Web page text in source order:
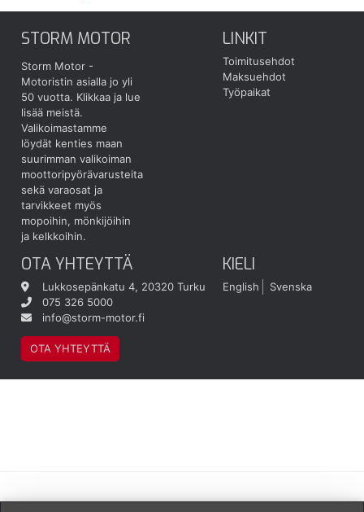
STORM MOTOR
Storm Motor -
Motoristin asialla jo yli
50 vuotta. Klikkaa ja lue
lisää meistä.
Valikoimastamme
löydät kenties maan
suurimman valikoiman
moottoripyörävarusteita
sekä varaosat ja
tarvikkeet myös
mopoihin, mönkijöihin
ja kelkkoihin.
LINKIT
Toimitusehdot
Maksuehdot
Työpaikat
OTA YHTEYTTÄ
Lukkosepänkatu 4, 20320 Turku
075 326 5000
info@storm-motor.fi
OTA YHTEYTTÄ
KIELI
English Svenska